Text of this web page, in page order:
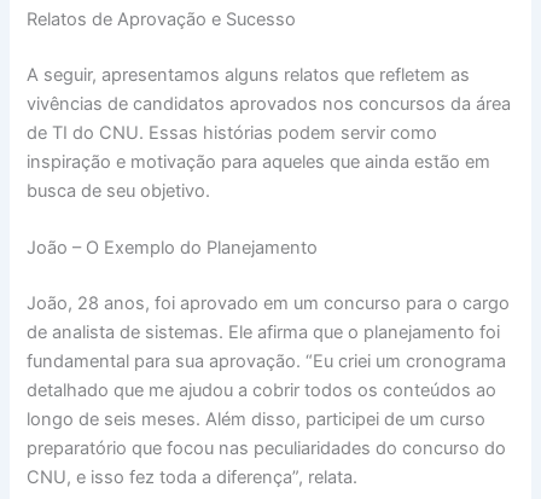
Relatos de Aprovação e Sucesso
A seguir, apresentamos alguns relatos que refletem as
vivências de candidatos aprovados nos concursos da área
de TI do CNU. Essas histórias podem servir como
inspiração e motivação para aqueles que ainda estão em
busca de seu objetivo.
João – O Exemplo do Planejamento
João, 28 anos, foi aprovado em um concurso para o cargo
de analista de sistemas. Ele afirma que o planejamento foi
fundamental para sua aprovação. “Eu criei um cronograma
detalhado que me ajudou a cobrir todos os conteúdos ao
longo de seis meses. Além disso, participei de um curso
preparatório que focou nas peculiaridades do concurso do
CNU, e isso fez toda a diferença”, relata.